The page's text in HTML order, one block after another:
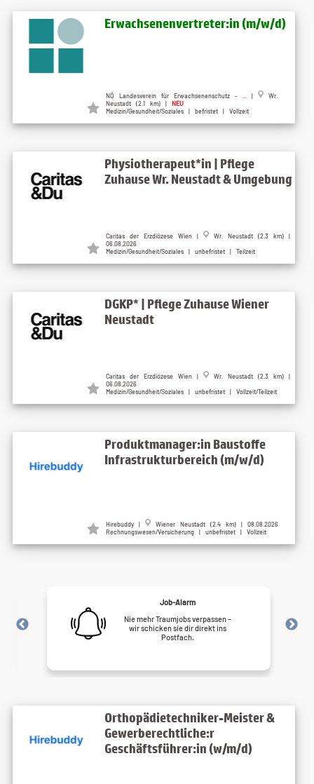
Erwachsenenvertreter:in (m/w/d)
NÖ Landesverein für Erwachsenenschutz - ... |
Wr.
Neustadt (2.1 km) | NEU
Medizin/Gesundheit/Soziales | befristet | Vollzeit
Physiotherapeut*in | Pflege
Zuhause Wr. Neustadt & Umgebung
Caritas der Erzdiözese Wien |
Wr. Neustadt (2.3 km) |
06.08.2026
Medizin/Gesundheit/Soziales | unbefristet | Teilzeit
DGKP* | Pflege Zuhause Wiener
Neustadt
Caritas der Erzdiözese Wien |
Wr. Neustadt (2.3 km) |
06.08.2026
Medizin/Gesundheit/Soziales | unbefristet | Vollzeit/Teilzeit
Produktmanager:in Baustoffe
Infrastrukturbereich (m/w/d)
Hirebuddy |
Wiener Neustadt (2.4 km) | 08.08.2026
Rechnungswesen/Versicherung | unbefristet | Vollzeit
Job-Alarm
Nie mehr Traumjobs verpassen –
wir schicken sie dir direkt ins
Postfach.
Orthopädietechniker-Meister &
Gewerberechtliche:r
Geschäftsführer:in (w/m/d)